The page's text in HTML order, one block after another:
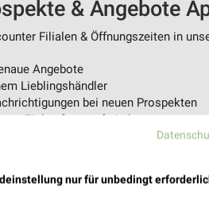
& Angebote
Filialen & Öffnungszeiten in
Angebote
Lieblingshändler
bei neuen Prospekten
- Einkauf stressfrei planen
nur für unbedingt